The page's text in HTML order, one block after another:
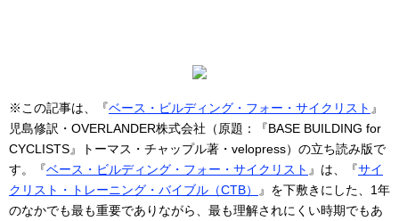
※この記事は、『ベース・ビルディング・フォー・サイクリスト 』
児島修訳・OVERLANDER株式会社（原題：『BASE BUILDING for
CYCLISTS』トーマス・チャップル著・velopress）の立ち読み版で
す。『ベース・ビルディング・フォー・サイクリスト 』は、『サイ
クリスト・トレーニング・バイブル（CTB）
』を下敷きにした、1年
のなかでも最も重要でありながら、最も理解されにくい時期でもあ